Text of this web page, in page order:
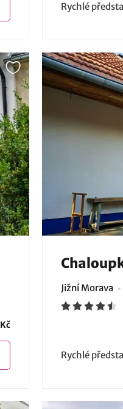
Rychlé
Jižní Morava
Rychlé